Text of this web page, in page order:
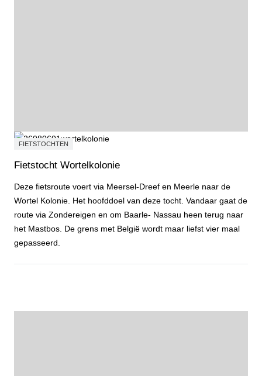
FIETSTOCHTEN
Fietstocht Wortelkolonie
Deze fietsroute voert via Meersel-Dreef en Meerle naar de
Wortel Kolonie. Het hoofddoel van deze tocht. Vandaar gaat de
route via Zondereigen en om Baarle- Nassau heen terug naar
het Mastbos. De grens met België wordt maar liefst vier maal
gepasseerd.